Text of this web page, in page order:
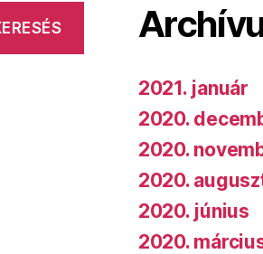
2021. január
2020.
2020.
2020.
2020. június
2020.